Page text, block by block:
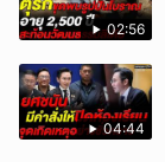
02:56
04:44